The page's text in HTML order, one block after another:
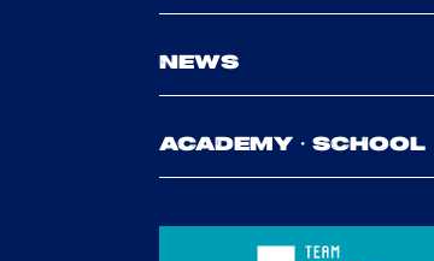
NEWS
ACADEMY・SCHOOL